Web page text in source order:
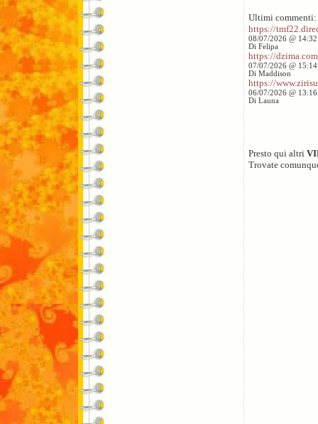
Ultimi commenti:
https://
08/07/2026 @
Di Felipa
https://
07/07/2026 @
Di Maddison
https://
06/07/2026 @
Di Launa
Presto qui altri
Trovate